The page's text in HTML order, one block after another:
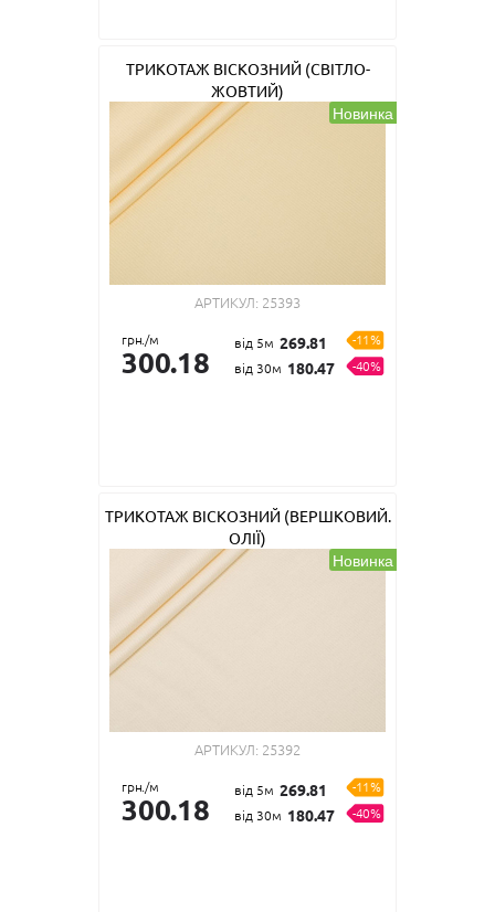
ТРИКОТАЖ ВІСКОЗНИЙ (СВІТЛО-
ЖОВТИЙ)
Новинка
АРТИКУЛ: 25393
грн./м
300.18
від 5м 269.81
-11%
від 30м 180.47 -40%
ТРИКОТАЖ ВІСКОЗНИЙ (ВЕРШКОВИЙ.
ОЛІЇ)
Новинка
АРТИКУЛ: 25392
грн./м
300.18
від 5м 269.81
-11%
від 30м 180.47 -40%